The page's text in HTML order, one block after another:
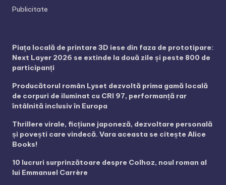
Publicitate
Piața locală de printare 3D iese din faza de prototipare:
Next Layer 2026 se extinde la două zile și peste 800 de
participanți
Producătorul român Lyset dezvoltă prima gamă locală
de corpuri de iluminat cu CRI 97, performanță rar
întâlnită inclusiv în Europa
Thrillere virale, ficțiune japoneză, dezvoltare personală
și povești care vindecă. Vara aceasta se citește Alice
Books!
10 lucruri surprinzătoare despre Colhoz, noul roman al
lui Emmanuel Carrère